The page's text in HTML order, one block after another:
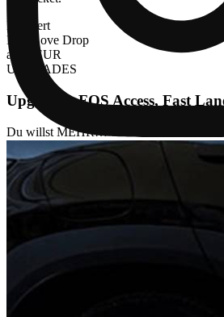
Limitiert
First Love Drop
ab
95 EUR
UPGRADES
Upgrades, FOS Access, Fast
Du willst MEHR… und dein bestehendes
upgraden? Dann bist du hier genau
Zugang zum Front-Of Stage Bereich, Fast
Ticket uvm!
ab17 EUR